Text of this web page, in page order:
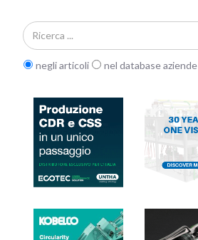
negli articoli nel database aziende